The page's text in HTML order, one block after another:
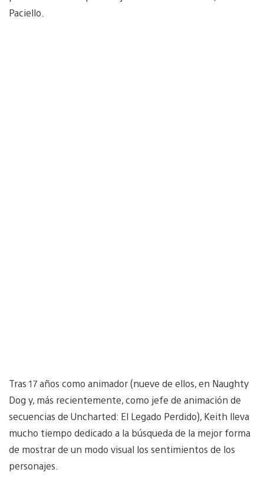
Paciello.
Tras 17 años como animador (nueve de ellos, en Naughty
Dog y, más recientemente, como jefe de animación de
secuencias de Uncharted: El Legado Perdido), Keith lleva
mucho tiempo dedicado a la búsqueda de la mejor forma
de mostrar de un modo visual los sentimientos de los
personajes.